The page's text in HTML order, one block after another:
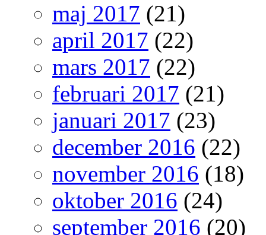
maj 2017 (21)
april 2017 (22)
mars 2017 (22)
februari 2017 (21)
januari 2017 (23)
december 2016 (22)
november 2016 (18)
oktober 2016 (24)
september 2016 (20)